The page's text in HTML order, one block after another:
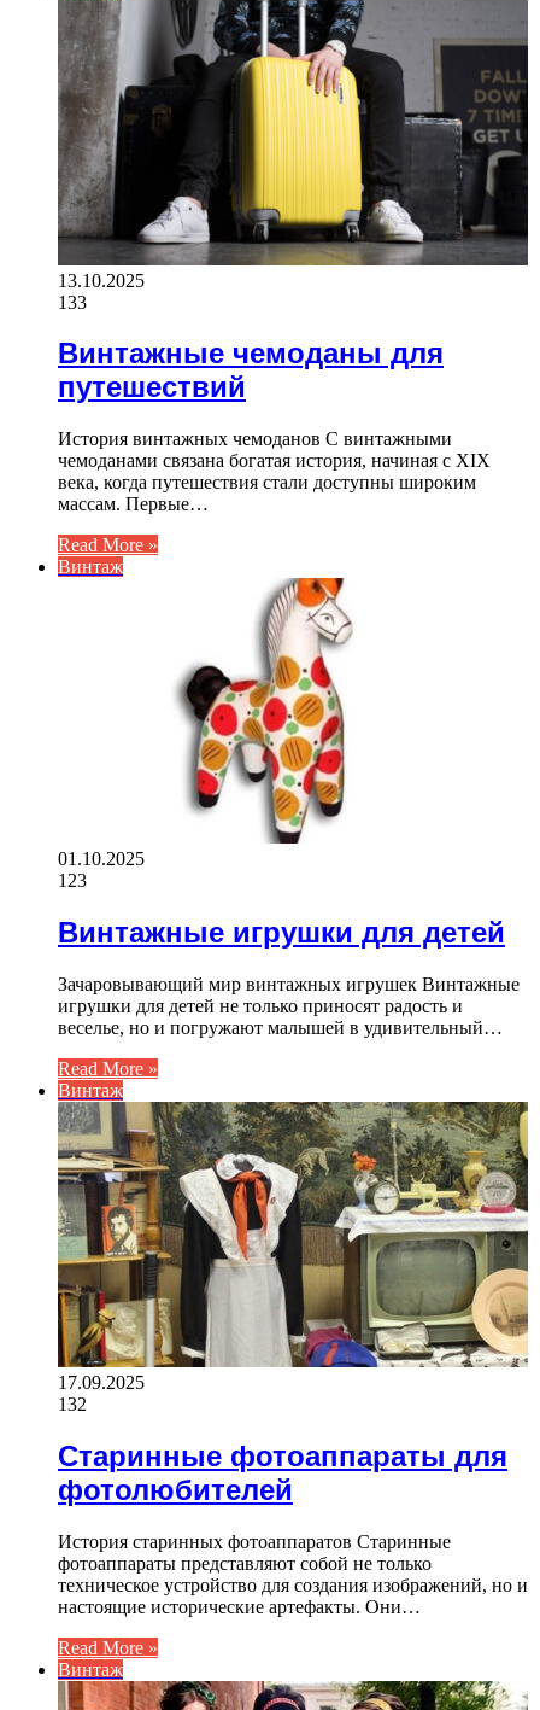
13.10.2025
133
Винтажные чемоданы для
путешествий
История винтажных чемоданов С винтажными
чемоданами связана богатая история, начиная с XIX
века, когда путешествия стали доступны широким
массам. Первые…
Read More »
Винтаж
01.10.2025
123
Винтажные игрушки для детей
Зачаровывающий мир винтажных игрушек Винтажные
игрушки для детей не только приносят радость и
веселье, но и погружают малышей в удивительный…
Read More »
Винтаж
17.09.2025
132
Старинные фотоаппараты для
фотолюбителей
История старинных фотоаппаратов Старинные
фотоаппараты представляют собой не только
техническое устройство для создания изображений, но и
настоящие исторические артефакты. Они…
Read More »
Винтаж